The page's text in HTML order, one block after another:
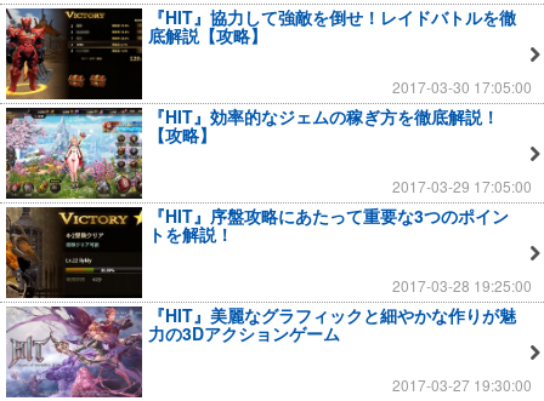
『HIT』協力して強敵を倒せ！レイドバトルを徹
底解説【攻略】
2017-03-30 17:05:00
『HIT』効率的なジェムの稼ぎ方を徹底解説！
【攻略】
2017-03-29 17:05:00
『HIT』序盤攻略にあたって重要な3つのポイン
トを解説！
2017-03-28 19:25:00
『HIT』美麗なグラフィックと細やかな作りが魅
力の3Dアクションゲーム
2017-03-27 19:30:00